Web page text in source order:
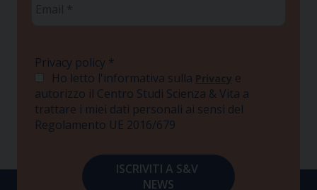
Privacy policy *
Ho letto l'informativa sulla Privacy e
autorizzo il Centro Studi Scienza & Vita a
trattare i miei dati personali ai sensi del
Regolamento UE 2016/679